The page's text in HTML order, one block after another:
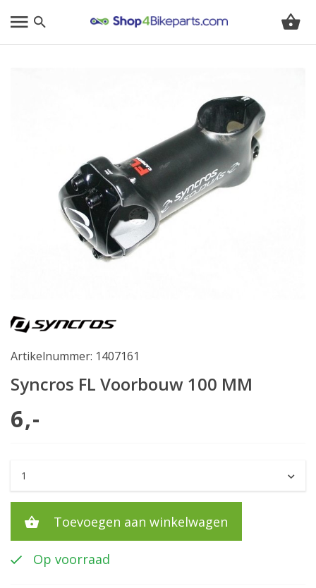
Artikelnummer: 1407161
Syncros FL Voorbouw 100 MM
6,-
Toevoegen aan winkelwagen
Op voorraad